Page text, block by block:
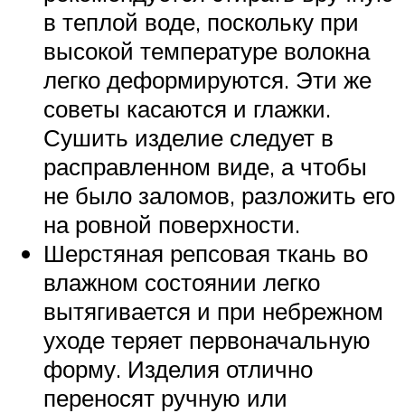
в теплой воде, поскольку при
высокой температуре волокна
легко деформируются. Эти же
советы касаются и глажки.
Сушить изделие следует в
расправленном виде, а чтобы
не было заломов, разложить его
на ровной поверхности.
Шерстяная репсовая ткань во
влажном состоянии легко
вытягивается и при небрежном
уходе теряет первоначальную
форму. Изделия отлично
переносят ручную или